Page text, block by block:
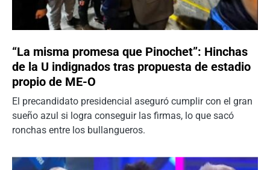
“La misma promesa que Pinochet”: Hinchas
de la U indignados tras propuesta de estadio
propio de ME-O
El precandidato presidencial aseguró cumplir con el gran
sueño azul si logra conseguir las firmas, lo que sacó
ronchas entre los bullangueros.